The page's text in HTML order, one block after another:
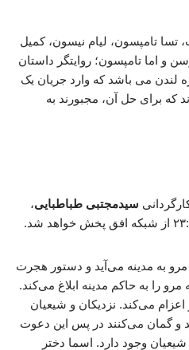
تسا تامپسون، لیام نیسون، کمیل
و اما تامپسون؛ روایتگر داستان
لندن می باشد که وارد جریان یک
که برای حل آن، مجبورند به
سیدمجتبی طباطبایی،
مرو به مدینه می‌آید و دستور هجرت
را به حاکم مدینه ابلاغ می‌کند.
اعزام می‌کند. نزدیکان و شیعیان
و گمان می‌کنند در پس این دعوت
وجود دارد. اسما دختر